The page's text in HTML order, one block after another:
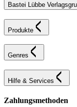
Bastei Lübbe
Produkte
Genres
Hilfe & Services
Zahlungsmethoden